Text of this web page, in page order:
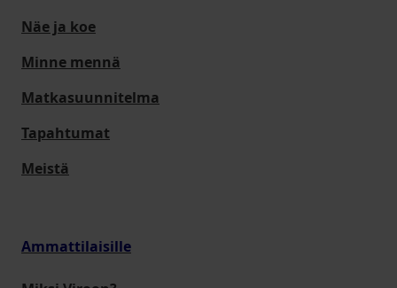
Näe ja koe
Minne mennä
Matkasuunnitelma
Tapahtumat
Meistä
Ammattilaisille